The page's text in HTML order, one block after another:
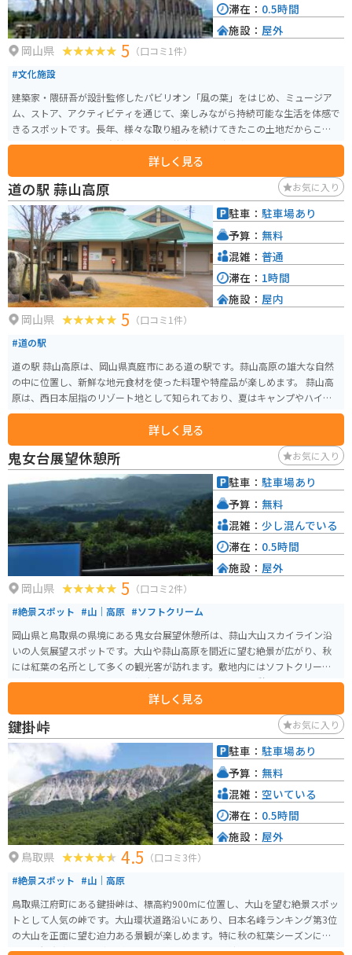
岡山県 5 （口コミ1件）
#文化施設
建築家・隈研吾が設計監修したパビリオン「風の葉」をはじめ、ミュージア
ム、ストア、アクティビティを通じて、楽しみながら持続可能な生活を体感で
きるスポットです。長年、様々な取り組みを続けてきたこの土地だからこそ
伝えることのできる、自然と心地よく共生できる生き方を考えさせてくれる
詳しく見る
滞在： 0.5時間
施設： 屋外
道の駅 蒜山高原 お気に入り
岡山県 5 （口コミ1件）
#道の駅
道の駅 蒜山高原は、岡山県真庭市にある道の駅です。蒜山高原の雄大な自然
の中に位置し、新鮮な地元食材を使った料理や特産品が楽しめます。 蒜山高
原は、西日本屈指のリゾート地として知られており、夏はキャンプやハイキ
ング、冬はスキーやスノーボードなど、一年を通して楽しむことができます。
周辺には、蒜山酪農農業協同組合や蒜山ハーブガーデンなど、観光スポット
も充実しています。 バイクで訪れる場合、道の駅 蒜山高原はツーリングの休
憩場所としても最適です。蒜山高原は、ワインディングロードが続くことか
ら、多くのライダーに人気があります。周辺には、展望台や景勝地も多く、
ツーリングの目的地としてもおすすめです。道の駅では、蒜山高原の特産品
であるジャージー牛乳を使ったソフトクリームやヨーグルト、蒜山焼そばな
どが人気です。
詳しく見る
駐車： 駐車場あり
予算： 無料
混雑： 普通
滞在： 1時間
施設： 屋内
鬼女台展望休憩所 お気に入り
岡山県 5 （口コミ2件）
#絶景スポット #山｜高原 #ソフトクリーム
岡山県と鳥取県の県境にある鬼女台展望休憩所は、蒜山大山スカイライン沿
いの人気展望スポットです。大山や蒜山高原を間近に望む絶景が広がり、秋
には紅葉の名所として多くの観光客が訪れます。敷地内にはソフトクリーム
などを販売する売店もあり、雄大な景色を眺めながらの休憩にぴったりで
す。駐車場とトイレも完備されており、ドライブやツーリング途中の立ち寄
りスポットとしてもおすすめです。
詳しく見る
駐車： 駐車場あり
予算： 無料
混雑： 少し混んでいる
滞在： 0.5時間
施設： 屋外
鍵掛峠 お気に入り
鳥取県 4.5 （口コミ3件）
#絶景スポット #山｜高原
鳥取県江府町にある鍵掛峠は、標高約900mに位置し、大山を望む絶景スポッ
トとして人気の峠です。大山環状道路沿いにあり、日本名峰ランキング第3位
の大山を正面に望む迫力ある景観が楽しめます。特に秋の紅葉シーズンには
多くの観光客やライダーが訪れ、色鮮やかな山々と澄んだ空のコントラスト
駐車： 駐車場あり
予算： 無料
混雑： 空いている
滞在： 0.5時間
施設： 屋外